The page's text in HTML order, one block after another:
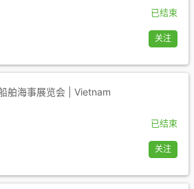
已结束
关注
舶海事展览会 | Vietnam
已结束
关注